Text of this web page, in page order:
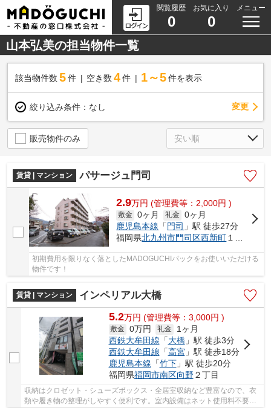
閲覧履歴
0
お気に入り
0
メニュー
山本弘美の担当物件一覧
該当物件数 5件 空き数 4 件 1～5 件を表示
絞り込み条件： なし 変更
販売物件のみ
賃貸 | マンション パサージュ門司
2.9万円 (管理費等：2,000円 )
敷金 0ヶ月 礼金 0ヶ月
鹿児島本線 「 門司 」駅 徒歩27分
福岡県北九州市門司区西新町１丁目
初期費用を限りなく落としたMADOGUCHIパックをお使いいただける
物件です！
賃貸 | マンション インペリアル大橋
5.2万円 (管理費等：3,000円 )
敷金 0万円 礼金
1ヶ月
西鉄大牟田線 「大橋」駅 徒歩3分
西鉄大牟田線 「高宮」駅 徒歩18分
鹿児島本線 「竹下」駅 徒歩20分
福岡県福岡市南区向野２丁目
収納はクロゼット・シューズボックス・全居室収納など豊富なので、衣
類や履き物の整理がしやすく便利です。室内設備はネット使用料不要・